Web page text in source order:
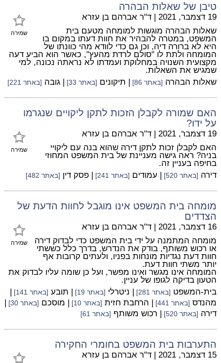
טיבן של שאלות הבהרה
שמירה
19 דצמבר, 2021 | ד"ר אברהם בן עזרא
שאלות הבהרה מוגשות למומחה מטעם בית
המשפט, במטרה להבהיר את חוות דעתו במקום בו
היא לא ברורה דיה, וכן גם כדי לוודא מהי כוונתו של
המומחה ולתת לו "סולם לרדת מהעץ", כאשר הוא הביע דעה
מקצועית השנויה במחלוקת ועמדתו לא נראתה נכונה, למי
שמגיש את השאלות.
שאלות הבהרה [באתר 86] | תיקונים [באתר 33] | גובה [באתר 221]
האם שמורה לקבלן הזכות לתקן ליקויים שנגרמו
על ידו?
שמירה
19 דצמבר, 2021 | ד"ר אברהם בן עזרא
האם לקבלן זכות לתקן דירה שהוא בנה עם ליקויי
בניה? ראה גישה מעניינת של בית המשפט המחוזי
בחיפה בעניין זה.
דירה [באתר 520] | עמודים [באתר 241] | פסק דין [באתר 482]
מומחה בית המשפט אינו מוגבל לחוות הדעת של
הצדדים
שמירה
16 דצמבר, 2021 | ד"ר אברהם בן עזרא
מומחה המתמנה על ידי בית המשפט כדי לבדוק דירה
או רכוש משותף, בודק את הנדרש, בדרך כלל כששתי
חוות דעת נגדיות מונחות בפניו, ולעתים קרובות אף
יותר משתי חוות דעת.
המומחה אינו מגשר ואינו מפשר, ועל כן שומה עליו לבדוק את
הטעון בדיקה לגופו של עניין.
בית-המשפט [באתר 281] | ניטרלי [באתר 19] | תובע [באתר 141]
|
מהנדס [באתר 441] | הרחבת חזית [באתר 10] | מוסכם [באתר 30]
|
דירה [באתר 520] | רכוש משותף [באתר 61]
התערבות בית המשפט בחומרי החקירה
15 דצמבר, 2021 | ד"ר אברהם בן עזרא